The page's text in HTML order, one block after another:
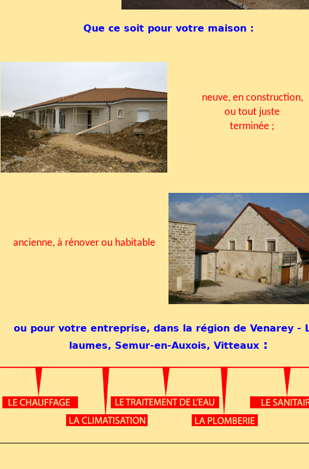
Que ce soit pour votre maison :
neuve, en construction,
ou tout juste
terminée ;
ancienne, à rénover ou habitable
ou pour votre entreprise, dans la région de Venarey -
laumes, Semur-en-Auxois, Vitteaux: